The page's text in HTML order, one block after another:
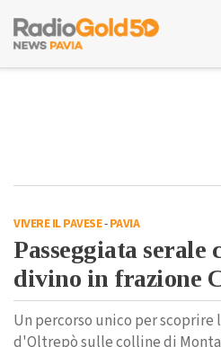
VIVERE IL PAVESE-PAVIA
Passeggiata serale
divino in frazione
Un percorso unico per
d'Oltrepò sulle colline di